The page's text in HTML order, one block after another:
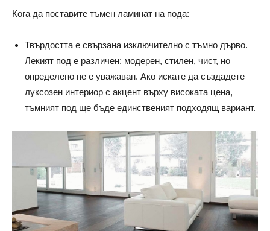
Кога да поставите тъмен ламинат на пода:
Твърдостта е свързана изключително с тъмно дърво.
Лекият под е различен: модерен, стилен, чист, но
определено не е уважаван. Ако искате да създадете
луксозен интериор с акцент върху високата цена,
тъмният под ще бъде единственият подходящ вариант.